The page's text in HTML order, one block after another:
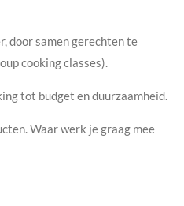
door samen gerechten te
cooking classes).
tot budget en duurzaamheid.
Waar werk je graag mee